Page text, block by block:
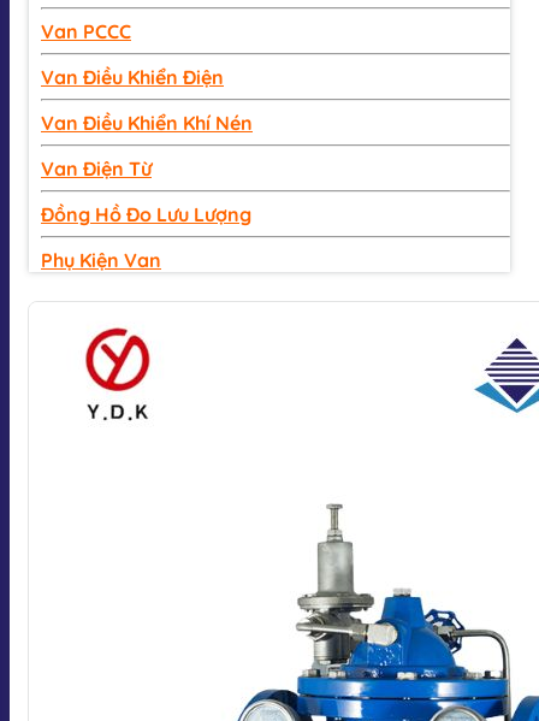
Van PCCC
Van Điều Khiển Điện
Van Điều Khiển Khí Nén
Van Điện Từ
Đồng Hồ Đo Lưu Lượng
Phụ Kiện Van